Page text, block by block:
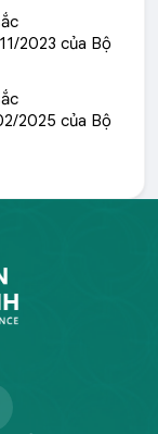
2023 của Bộ
2025 của Bộ